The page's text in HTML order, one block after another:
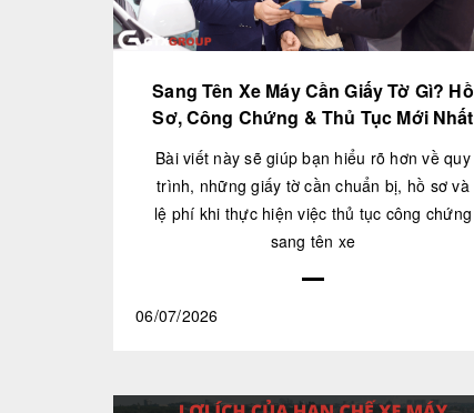
Sang Tên Xe Máy Cần Giấy Tờ Gì? Hồ
Sơ, Công Chứng & Thủ Tục Mới Nhất
Bài viết này sẽ giúp bạn hiểu rõ hơn về quy
trình, những giấy tờ cần chuẩn bị, hồ sơ và
lệ phí khi thực hiện việc thủ tục công chứng
sang tên xe
06/07/2026